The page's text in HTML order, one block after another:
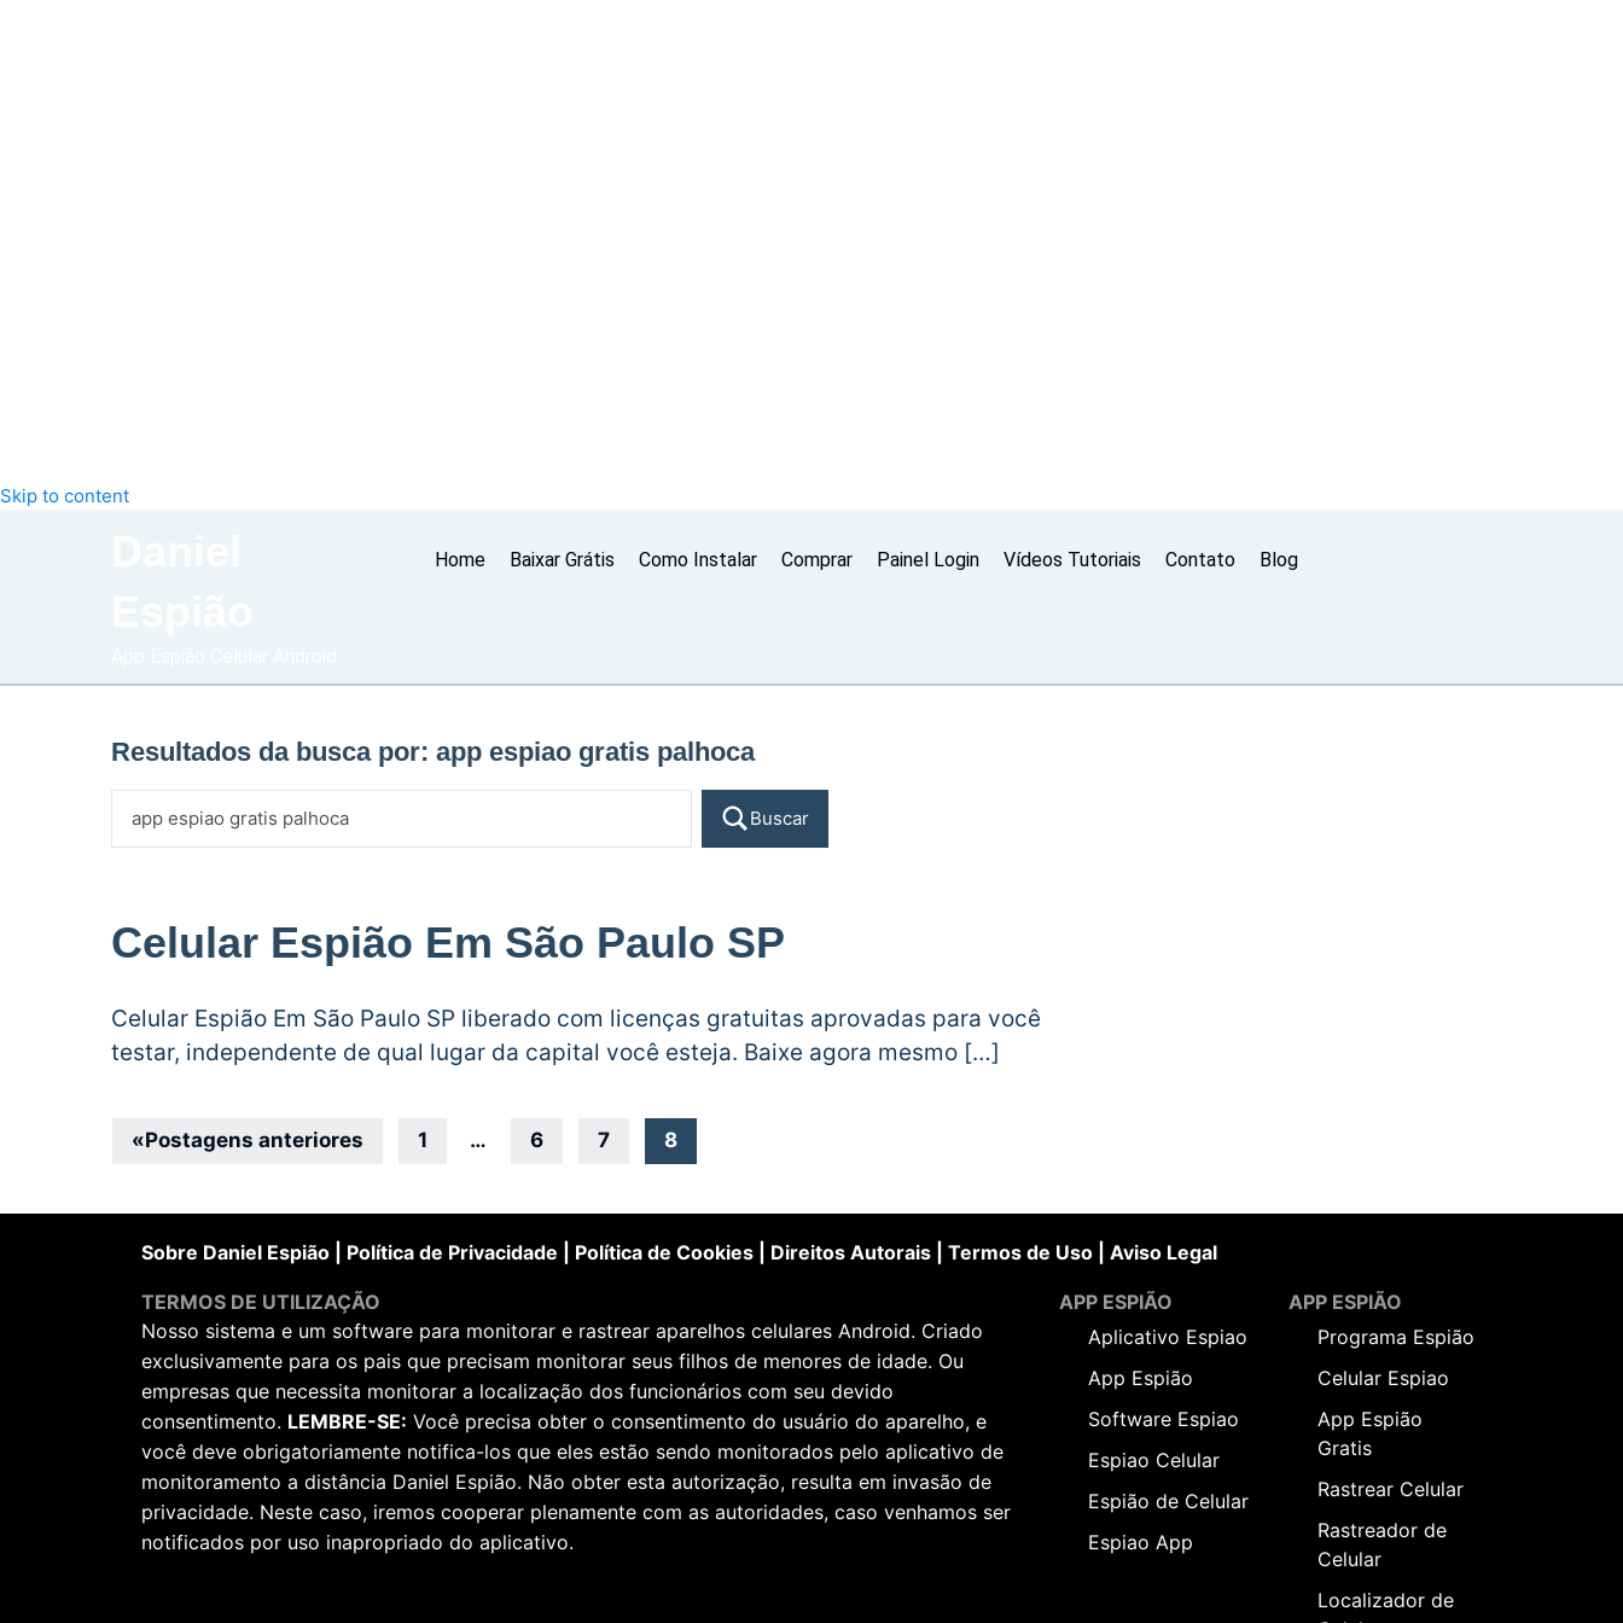
Skip to content
Home Baixar Grátis Como Instalar Comprar Painel Login Vídeos Tutoriais Contato Blog
Resultados da busca por: app espiao gratis palhoca
Buscar
Celular Espião Em São Paulo SP
Celular Espião Em São Paulo SP liberado com licenças gratuitas aprovadas para você
testar, independente de qual lugar da capital você esteja. Baixe agora mesmo […]
Navegação
posts
«Postagens anteriores 1 … 6 7 8
Sobre Daniel Espião Política de Privacidade Política de Cookies Direitos Autorais Termos de Uso Aviso Legal
TERMOS DE UTILIZAÇÃO
Nosso sistema e um software para monitorar e rastrear aparelhos celulares Android. Criado
exclusivamente para os pais que precisam monitorar seus filhos de menores de idade. Ou
empresas que necessita monitorar a localização dos funcionários com seu devido
consentimento. LEMBRE-SE: Você precisa obter o consentimento do usuário do aparelho, e
você deve obrigatoriamente notifica-los que eles estão sendo monitorados pelo aplicativo de
monitoramento a distância Daniel Espião. Não obter esta autorização, resulta em invasão de
privacidade. Neste caso, iremos cooperar plenamente com as autoridades, caso venhamos ser
notificados por uso inapropriado do aplicativo.
APP ESPIÃO
Aplicativo Espiao
App Espião
Software Espiao
Espiao Celular
Espião de Celular
Espiao App
APP ESPIÃO
Programa Espião
Celular Espiao
App Espião
Gratis
Rastrear Celular
Rastreador de
Celular
Localizador de